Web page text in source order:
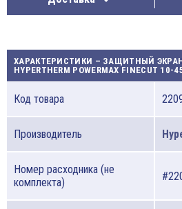
ХАРАКТЕРИСТИКИ – ЗАЩИТНЫЙ
HYPERTHERM POWERMAX FINECUT
Код товара
Производитель
Номер расходника (не
комплекта)